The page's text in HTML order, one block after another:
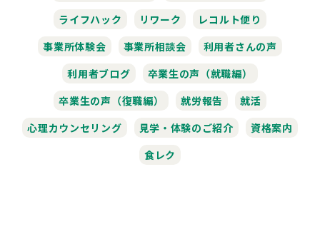
ライフハック
リワーク
レコルト便り
事業所体験会
事業所相談会
利用者さんの声
利用者ブログ
卒業生の声（就職編）
卒業生の声（復職編）
就労報告
就活
心理カウンセリング
見学・体験のご紹介
資格案内
食レク